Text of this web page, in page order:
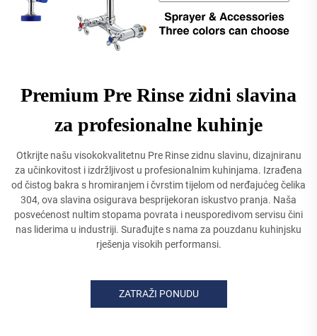
Premium Pre Rinse zidni slavina
za profesionalne kuhinje
Otkrijte našu visokokvalitetnu Pre Rinse zidnu slavinu, dizajniranu
za učinkovitost i izdržljivost u profesionalnim kuhinjama. Izrađena
od čistog bakra s hromiranjem i čvrstim tijelom od nerđajućeg čelika
304, ova slavina osigurava besprijekoran iskustvo pranja. Naša
posvećenost nultim stopama povrata i neusporedivom servisu čini
nas liderima u industriji. Surađujte s nama za pouzdanu kuhinjsku
rješenja visokih performansi.
ZATRAŽI PONUDU